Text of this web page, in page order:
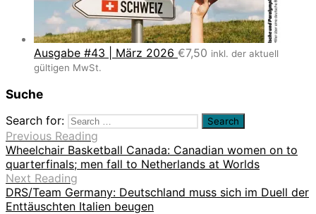
Ausgabe #43 | März 2026 €7,50 inkl. der aktuell
gültigen MwSt.
Suche
Search for:
Previous Reading
Wheelchair Basketball Canada: Canadian women on to
quarterfinals; men fall to Netherlands at Worlds
Next Reading
DRS/Team Germany: Deutschland muss sich im Duell der
Enttäuschten Italien beugen